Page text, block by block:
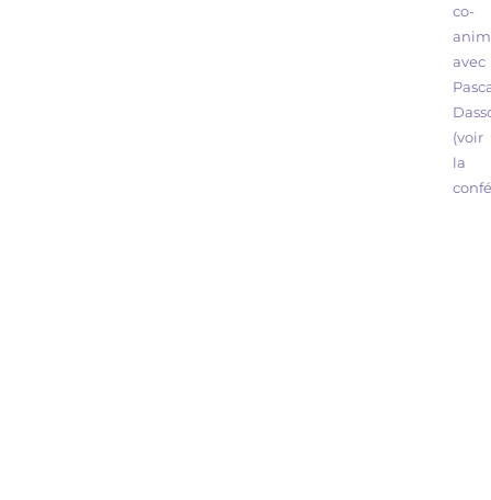
co-
avec
(voir
la